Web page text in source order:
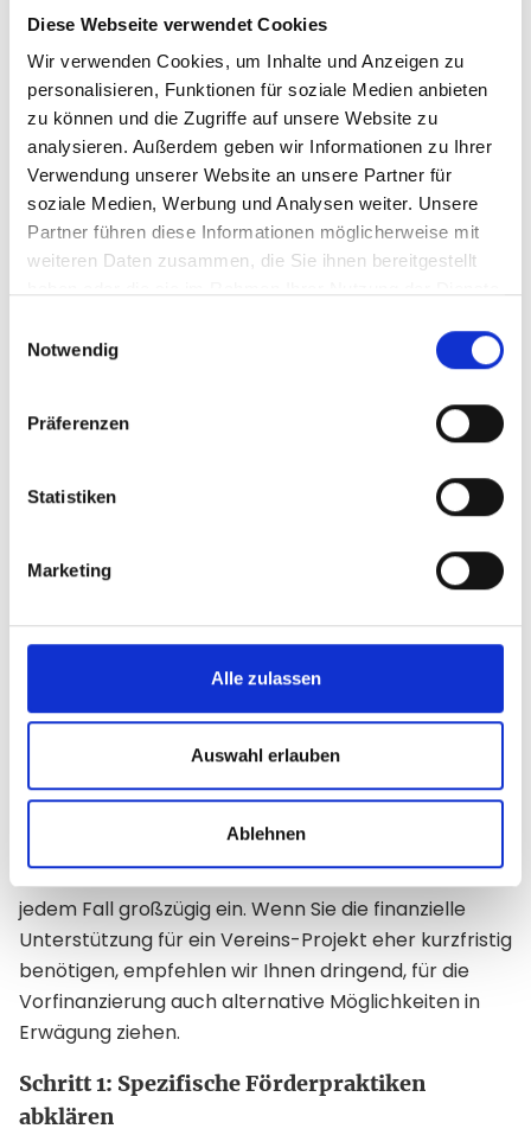
Diese Webseite verwendet Cookies
Wir verwenden Cookies, um Inhalte und Anzeigen zu
personalisieren, Funktionen für soziale Medien anbieten
zu können und die Zugriffe auf unsere Website zu
analysieren. Außerdem geben wir Informationen zu Ihrer
Verwendung unserer Website an unsere Partner für
soziale Medien, Werbung und Analysen weiter. Unsere
Partner führen diese Informationen möglicherweise mit
weiteren Daten zusammen, die Sie ihnen bereitgestellt
Notwendig
Präferenzen
Statistiken
Marketing
Alle zulassen
Auswahl erlauben
Ablehnen
Beispiel eines Medienfonds. Sie legen ihren Fokus auf
Sie als Verein ein Inklusions-Projekt planen, könnte
das eine gute Anlaufstelle für Unterstützung sein.
Bedenken Sie jedoch, dass hier der Andrang teilweise
sehr hoch sein kann, wodurch die Chancen auf die
Bewilligung einer Förderung wiederum sinken. Auch
für weitere Themenschwerpunkte existieren
kleinere Lotterien und Medienfonds, die sich der
Förderung gemeinnütziger Projekte verschrieben
Teilweise hohe
Viel
Fördermittel für Vereine
beantragen in 3 Schritten
: Fangen Sie unbedingt frühzeitig damit an,
die notwendigen Fördermittel für Ihr Projekt zu
öffentlicher Hand) kann leider häufig sehr lange
Wartezeiten nach sich ziehen. Planen Sie das in
jedem Fall großzügig ein. Wenn Sie die finanzielle
Unterstützung für ein Vereins-Projekt eher kurzfristig
benötigen, empfehlen wir Ihnen dringend, für die
Vorfinanzierung auch alternative Möglichkeiten in
Erwägung ziehen.
Schritt 1: Spezifische Förderpraktiken
abklären